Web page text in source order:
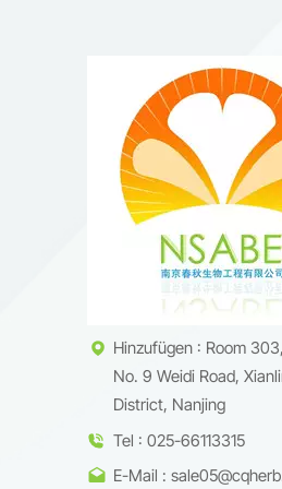
Hinzufügen : Room
No. 9 Weidi Road,
District, Nanjing
Tel : 025-66113315
E-Mail :